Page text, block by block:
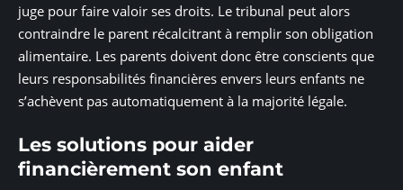
juge pour faire valoir ses droits. Le tribunal peut alors
contraindre le parent récalcitrant à remplir son obligation
alimentaire. Les parents doivent donc être conscients que
leurs responsabilités financières envers leurs enfants ne
s’achèvent pas automatiquement à la majorité légale.
Les solutions pour aider
financièrement son enfant